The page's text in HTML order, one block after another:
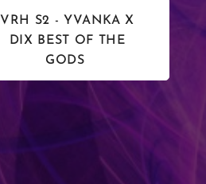
VRH S2 - YVANKA X
DIX BEST OF THE
GODS